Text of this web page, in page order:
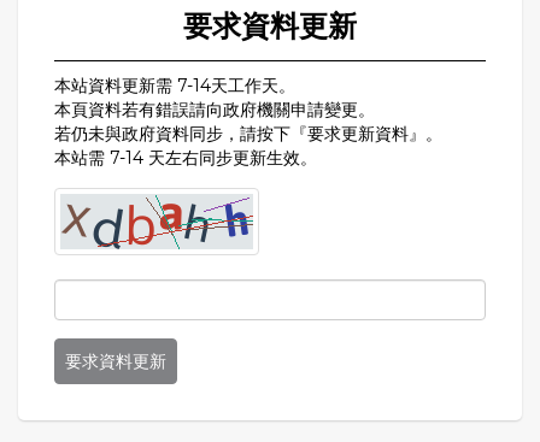
要求資料更新
本站資料更新需 7-14天工作天。
本頁資料若有錯誤請向政府機關申請變更。
若仍未與政府資料同步，請按下『要求更新資料』。
本站需 7-14 天左右同步更新生效。
要求資料更新